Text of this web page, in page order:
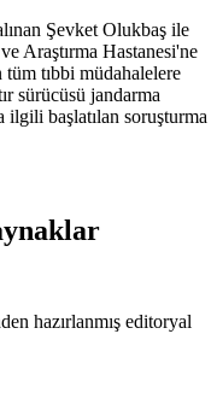
Şevket Olukbaş ile
Araştırma Hastanesi'ne
tıbbi müdahalelere
sürücüsü jandarma
ilgili başlatılan soruşturma
hazırlanmış editoryal